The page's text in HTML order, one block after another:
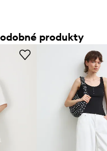
produkty